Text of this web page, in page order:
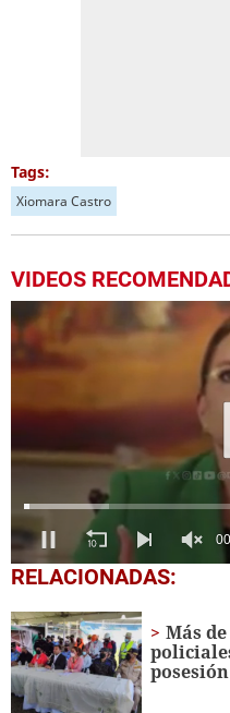
Tags:
Xiomara Castro
VIDEOS
0
seconds
2
minutes,
24
seconds
RELACIONADAS:
Más